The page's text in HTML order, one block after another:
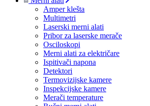
Amper klešta
Multimetri
Laserski merni alati
Pribor za laserske merače
Osciloskopi
Merni alati za električare
Ispitivači napona
Detektori
Termovizijske kamere
Inspekcijske kamere
Merači temperature